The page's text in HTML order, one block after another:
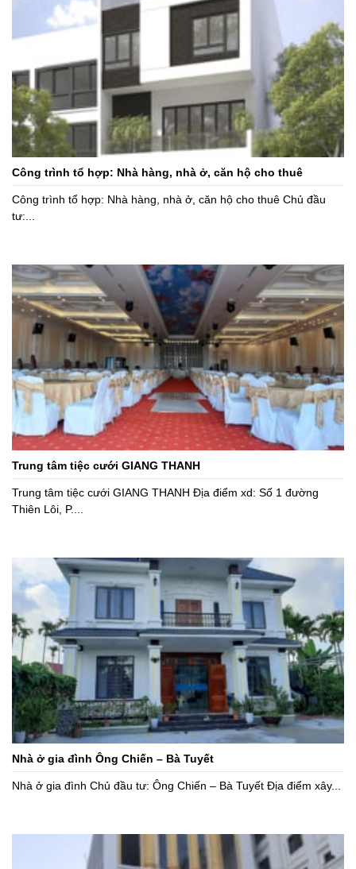
Công trình tổ hợp: Nhà hàng, nhà ở, căn hộ cho thuê
Công trình tổ hợp: Nhà hàng, nhà ở, căn hộ cho thuê Chủ đầu
tư:...
Trung tâm tiệc cưới GIANG THANH
Trung tâm tiệc cưới GIANG THANH Địa điểm xd: Số 1 đường
Thiên Lôi, P....
Nhà ở gia đình Ông Chiến – Bà Tuyết
Nhà ở gia đình Chủ đầu tư: Ông Chiến – Bà Tuyết Địa điểm xây...